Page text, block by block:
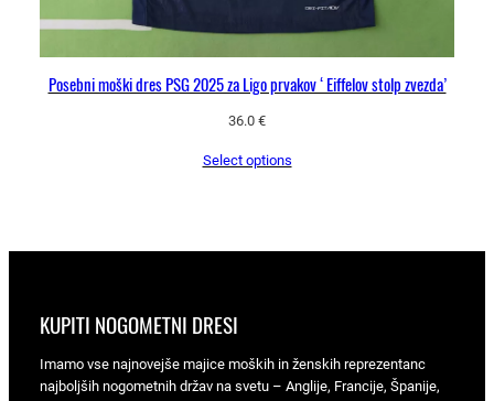
Posebni moški dres PSG 2025 za Ligo prvakov ‘Eiffelov stolp zvezda’
36.0 €
Select options
KUPITI NOGOMETNI DRESI
Imamo vse najnovejše majice moških in ženskih reprezentanc
najboljših nogometnih držav na svetu – Anglije, Francije, Španije,